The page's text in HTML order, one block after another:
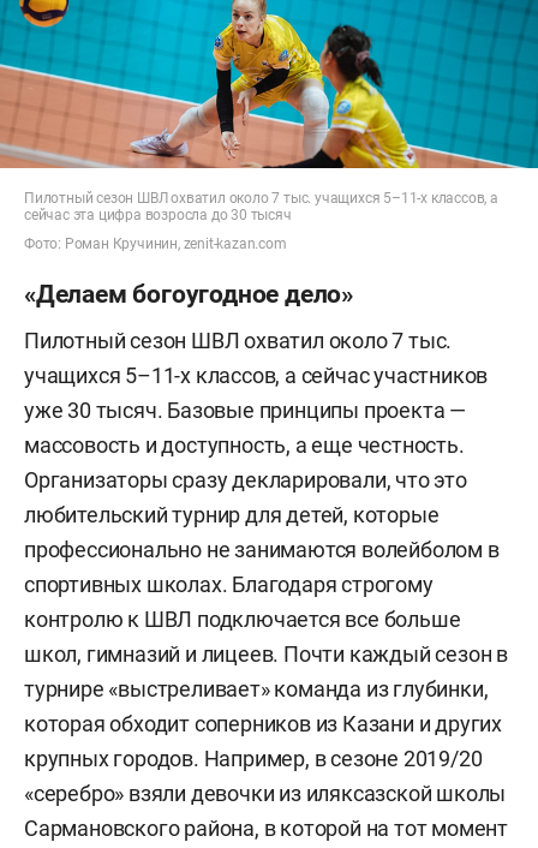
Пилотный сезон ШВЛ охватил около 7 тыс. учащихся 5–11-х классов, а
сейчас эта цифра возросла до 30 тысяч
Фото: Роман Кручинин, zenit-kazan.com
«Делаем богоугодное дело»
Пилотный сезон ШВЛ охватил около 7 тыс.
учащихся 5–11-х классов, а сейчас участников
уже 30 тысяч. Базовые принципы проекта —
массовость и доступность, а еще честность.
Организаторы сразу декларировали, что это
любительский турнир для детей, которые
профессионально не занимаются волейболом в
спортивных школах. Благодаря строгому
контролю к ШВЛ подключается все больше
школ, гимназий и лицеев. Почти каждый сезон в
турнире «выстреливает» команда из глубинки,
которая обходит соперников из Казани и других
крупных городов. Например, в сезоне 2019/20
«серебро» взяли девочки из иляксазской школы
Сармановского района, в которой на тот момент